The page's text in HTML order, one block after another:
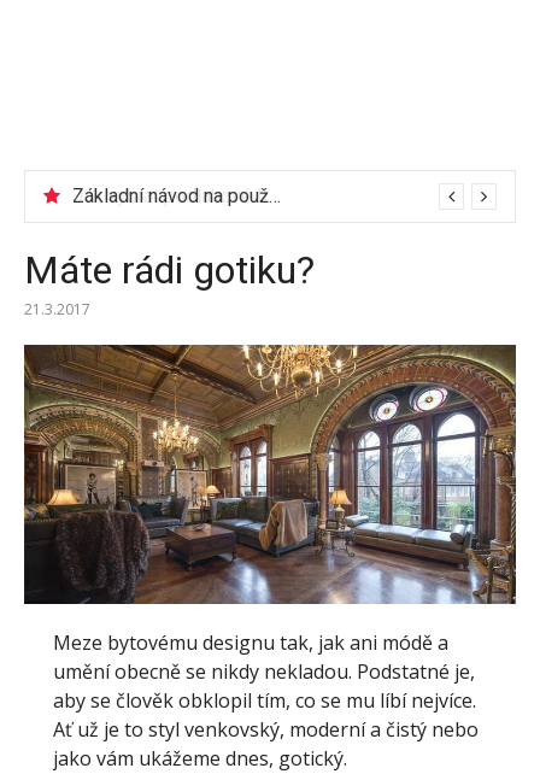
Základní návod na používání elektrické vrtačky
Jak vybrat podlahové lišty?
Máte rádi gotiku?
21.3.2017
Meze bytovému designu tak, jak ani módě a
umění obecně se nikdy nekladou. Podstatné je,
aby se člověk obklopil tím, co se mu líbí nejvíce.
Ať už je to styl venkovský, moderní a čistý nebo
jako vám ukážeme dnes, gotický.